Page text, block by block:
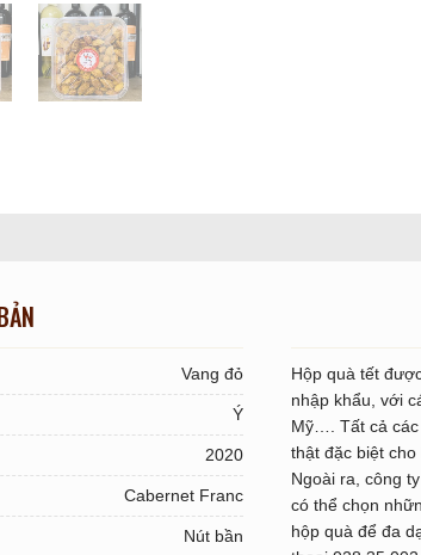
Vang đỏ
Ý
2020
Cabernet Franc
Nút bần
Hộp quà tết
nhập khẩu, với
Mỹ…. Tất cả các
thật đặc biệt cho
Ngoài ra, công
có thể chọn
hộp quà để đa